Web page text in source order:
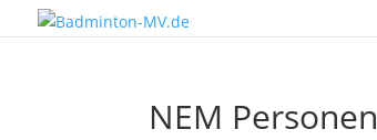
NEM Personen